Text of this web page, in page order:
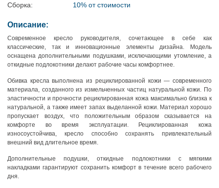
Сборка:
10% от стоимости
Описание:
Современное кресло руководителя, сочетающее в себе как
классические, так и инновационные элементы дизайна. Модель
оснащена дополнительными подушками, исключающими утомление, а
откидные подлокотники делают рабочие часы комфортнее.
Обивка кресла выполнена из рециклированной кожи — современного
материала, созданного из измельченных частиц натуральной кожи. По
эластичности и прочности рециклированная кожа максимально близка к
натуральной, а также имеет запах выделанной кожи. Материал хорошо
пропускает воздух, что положительным образом сказывается на
комфорте во время эксплуатации. Рециклированная кожа
износоустойчива, кресло способно сохранять привлекательный
внешний вид длительное время.
Дополнительные подушки, откидные подлокотники с мягкими
накладками гарантируют сохранить комфорт в течение всего рабочего
дня.